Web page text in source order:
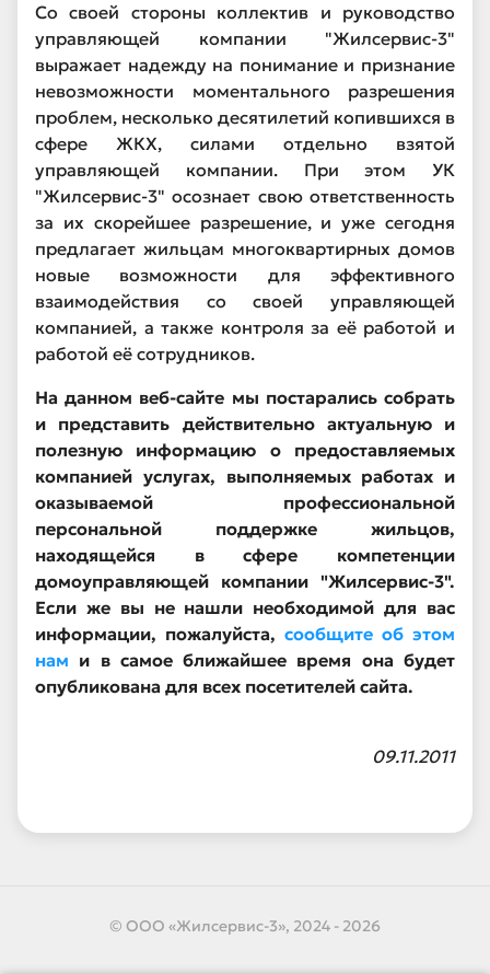
Со своей стороны коллектив и руководство
управляющей компании "Жилсервис-3"
выражает надежду на понимание и признание
невозможности моментального разрешения
проблем, несколько десятилетий копившихся в
сфере ЖКХ, силами отдельно взятой
управляющей компании. При этом УК
"Жилсервис-3" осознает свою ответственность
за их скорейшее разрешение, и уже сегодня
предлагает жильцам многоквартирных домов
новые возможности для эффективного
взаимодействия со своей управляющей
компанией, а также контроля за её работой и
работой её сотрудников.
На данном веб-сайте мы постарались собрать
и представить действительно актуальную и
полезную информацию о предоставляемых
компанией услугах, выполняемых работах и
оказываемой профессиональной
персональной поддержке жильцов,
находящейся в сфере компетенции
домоуправляющей компании "Жилсервис-3".
Если же вы не нашли необходимой для вас
информации, пожалуйста, сообщите об этом
нам и в самое ближайшее время она будет
опубликована для всех посетителей сайта.
09.11.2011
© ООО «Жилсервис-3», 2024 - 2026